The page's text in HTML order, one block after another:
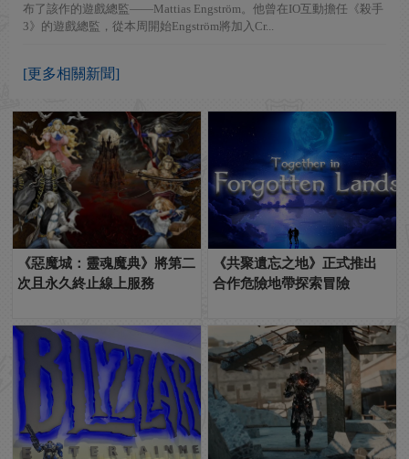
布了該作的遊戲總監——Mattias Engström。他曾在IO互動擔任《殺手
3》的遊戲總監，從本周開始Engström將加入Cr...
[更多相關新聞]
《惡魔城：靈魂魔典》將第二
次且永久終止線上服務
《共聚遺忘之地》正式推出
合作危險地帶探索冒險